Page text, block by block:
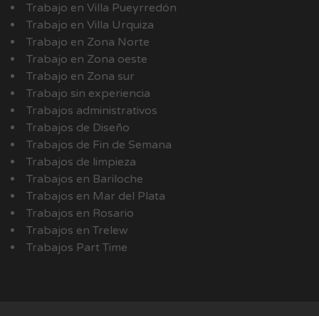
Trabajo en Villa Pueyrredón
Trabajo en Villa Urquiza
Trabajo en Zona Norte
Trabajo en Zona oeste
Trabajo en Zona sur
Trabajo sin experiencia
Trabajos administrativos
Trabajos de Diseño
Trabajos de Fin de Semana
Trabajos de limpieza
Trabajos en Bariloche
Trabajos en Mar del Plata
Trabajos en Rosario
Trabajos en Trelew
Trabajos Part Time